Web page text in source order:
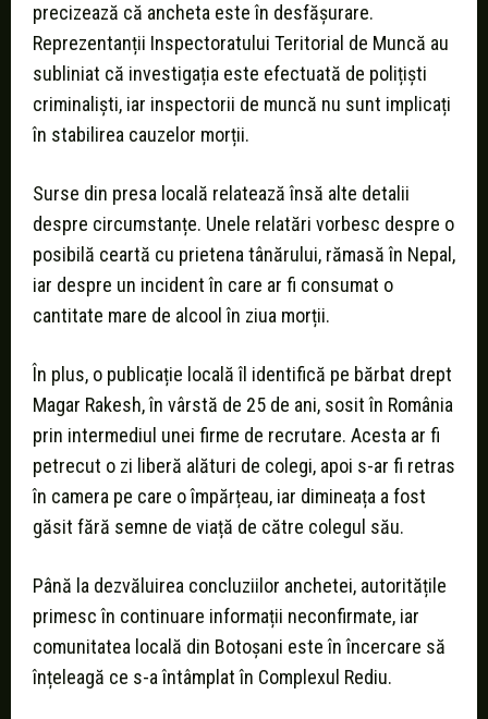
precizează că ancheta este în desfășurare.
Reprezentanții Inspectoratului Teritorial de Muncă au
subliniat că investigația este efectuată de polițiști
criminaliști, iar inspectorii de muncă nu sunt implicați
în stabilirea cauzelor morții.
Surse din presa locală relatează însă alte detalii
despre circumstanțe. Unele relatări vorbesc despre o
posibilă ceartă cu prietena tânărului, rămasă în Nepal,
iar despre un incident în care ar fi consumat o
cantitate mare de alcool în ziua morții.
În plus, o publicație locală îl identifică pe bărbat drept
Magar Rakesh, în vârstă de 25 de ani, sosit în România
prin intermediul unei firme de recrutare. Acesta ar fi
petrecut o zi liberă alături de colegi, apoi s-ar fi retras
în camera pe care o împărțeau, iar dimineața a fost
găsit fără semne de viață de către colegul său.
Până la dezvăluirea concluziilor anchetei, autoritățile
primesc în continuare informații neconfirmate, iar
comunitatea locală din Botoșani este în încercare să
înțeleagă ce s-a întâmplat în Complexul Rediu.